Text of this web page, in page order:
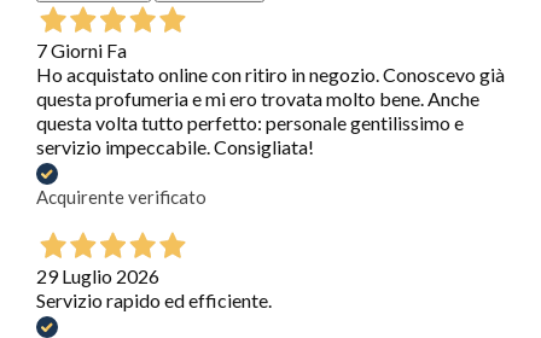
7 Giorni Fa
Ho acquistato online con ritiro in negozio. Conoscevo già
questa profumeria e mi ero trovata molto bene. Anche
questa volta tutto perfetto: personale gentilissimo e
servizio impeccabile. Consigliata!
Acquirente verificato
29 Luglio 2026
Servizio rapido ed efficiente.